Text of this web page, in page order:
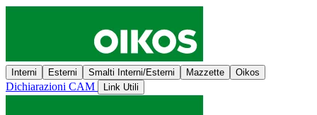
Interni Esterni Smalti Interni/Esterni Mazzette Oikos
Dichiarazioni CAM Link Utili